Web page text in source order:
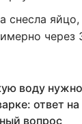
снесла
через
воду
ответ
вопрос